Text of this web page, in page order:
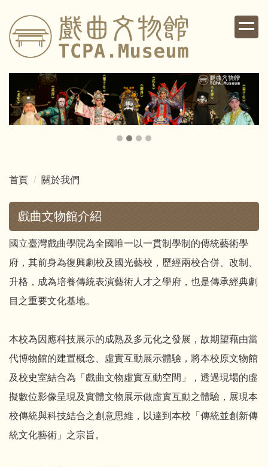
到
主
要
首頁 關於我們
戲曲文物館介紹
國立臺灣戲曲學院為全國唯一以一貫制學制的傳統藝術學
府，其前身為復興劇校及國光藝校，歷經兩校合併、改制、
升格，成為培養傳統表演藝術人才之學府，也是傳承經典劇
目之重要文化基地。
本校為因應科技展示的成熟及多元化之發展，故期望藉由當
代博物館的建置概念、虛實互動展示體驗，將本校原文物館
及校史室結合為「戲曲文物虛實互動空間」，透過現場的虛
擬數位影像呈現及實體文物展示做虛實互動之體驗，展現本
校傳統與科技結合之創意思維，以達到本校「傳統並創新傳
統文化藝術」之宗旨。